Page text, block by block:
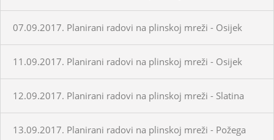
07.09.2017. Planirani radovi na plinskoj mreži - Osijek
11.09.2017. Planirani radovi na plinskoj mreži - Osijek
12.09.2017. Planirani radovi na plinskoj mreži - Slatina
13.09.2017. Planirani radovi na plinskoj mreži - Požega